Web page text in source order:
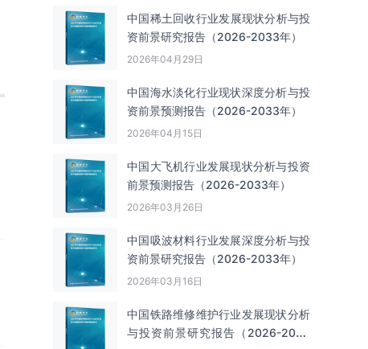
中国‌‌稀土回收‌‌行业发展现状分析与投
资前景研究报告（2026-2033年）
2026年04月29日
中国海水淡化行业现状深度分析与投
资前景预测报告（2026-2033年）
2026年04月15日
中国大飞机行业发展现状分析与投资
前景预测报告（2026-2033年）
2026年03月26日
中国吸波材料行业发展深度分析与投
资前景研究报告（2026-2033年）
2026年03月16日
中国铁路维修维护行业发展现状分析
与投资前景研究报告（2026-2033